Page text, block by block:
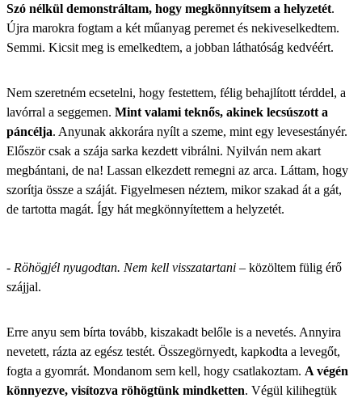
Szó nélkül demonstráltam, hogy megkönnyítsem a helyzetét.
Újra marokra fogtam a két műanyag peremet és nekiveselkedtem.
Semmi. Kicsit meg is emelkedtem, a jobban láthatóság kedvéért.
Nem szeretném ecsetelni, hogy festettem, félig behajlított térddel, a
lavórral a seggemen. Mint valami teknős, akinek lecsúszott a
páncélja. Anyunak akkorára nyílt a szeme, mint egy levesestányér.
Először csak a szája sarka kezdett vibrálni. Nyilván nem akart
megbántani, de na! Lassan elkezdett remegni az arca. Láttam, hogy
szorítja össze a száját. Figyelmesen néztem, mikor szakad át a gát,
de tartotta magát. Így hát megkönnyítettem a helyzetét.
- Röhögjél nyugodtan. Nem kell visszatartani – közöltem fülig érő
szájjal.
Erre anyu sem bírta tovább, kiszakadt belőle is a nevetés. Annyira
nevetett, rázta az egész testét. Összegörnyedt, kapkodta a levegőt,
fogta a gyomrát. Mondanom sem kell, hogy csatlakoztam. A végén
könnyezve, visítozva röhögtünk mindketten. Végül kilihegtük